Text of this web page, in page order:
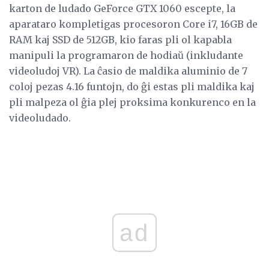
karton de ludado GeForce GTX 1060 escepte, la
aparataro kompletigas procesoron Core i7, 16GB de
RAM kaj SSD de 512GB, kio faras pli ol kapabla
manipuli la programaron de hodiaŭ (inkludante
videoludoj VR). La ĉasio de maldika aluminio de 7
coloj pezas 4.16 funtojn, do ĝi estas pli maldika kaj
pli malpeza ol ĝia plej proksima konkurenco en la
videoludado.
ad